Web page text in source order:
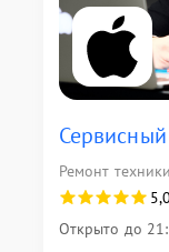
Ремонт
5,0
Открыто до